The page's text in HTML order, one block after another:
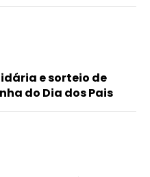
e sorteio de
do Dia dos Pais